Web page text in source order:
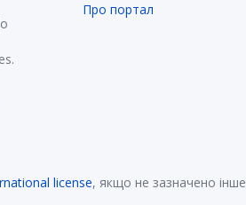
Про портал
license, якщо не зазначено інше